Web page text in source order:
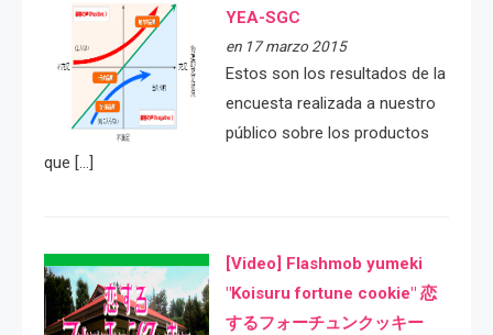
YEA-SGC
en 17 marzo 2015
Estos son los resultados de la
encuesta realizada a nuestro
público sobre los productos
que […]
[Video] Flashmob yumeki
"Koisuru fortune cookie" 恋
するフォーチュンクッキー